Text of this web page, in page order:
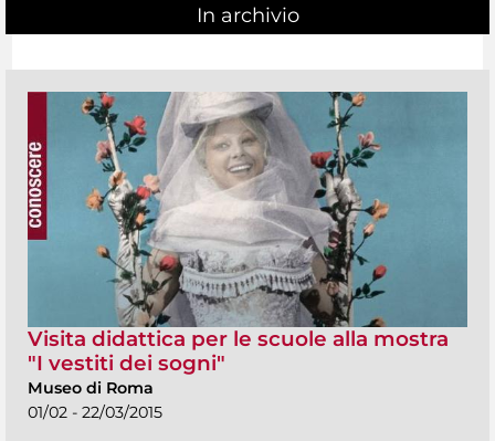
In archivio
Visita didattica per le scuole alla mostra
"I vestiti dei sogni"
Museo di Roma
01/02 - 22/03/2015